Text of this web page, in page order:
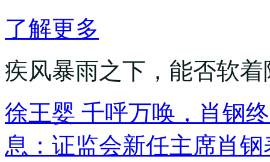
了解更多
疾风暴雨之下，能否软着
徐王婴 千呼万唤，肖钢
息：证监会新任主席肖